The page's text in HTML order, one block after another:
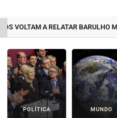
A RELATAR BARULHO
POLÍTICA MUNDO